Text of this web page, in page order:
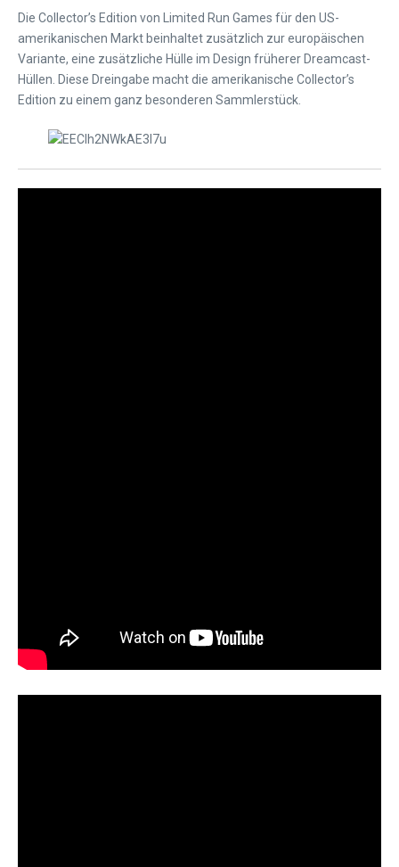
Die Collector’s Edition von Limited Run Games für den US-
amerikanischen Markt beinhaltet zusätzlich zur europäischen
Variante, eine zusätzliche Hülle im Design früherer Dreamcast-
Hüllen. Diese Dreingabe macht die amerikanische Collector’s
Edition zu einem ganz besonderen Sammlerstück.